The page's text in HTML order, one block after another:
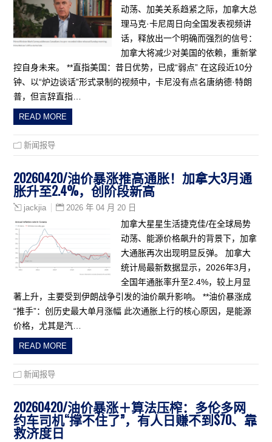
动荡、加美关系趋紧之际，加拿大总
理马克·卡尼周日向全国发表视频讲
话，释放出一个明确而强烈的信号：
加拿大将减少对美国的依赖，重新掌
控自身未来。 **直指美国：昔日优势，已成“弱点” 在这段近10分
钟、以“炉边谈话”形式录制的视频中，卡尼没有点名唐纳德·特朗
普，但言辞直指…
READ MORE
新闻报导
20260420/油价暴涨推高通胀！加拿大3月通
胀升至2.4%，创阶段新高
jackjia 2026 年 04 月 20 日
加拿大星星生活捷克佳/在全球局势
动荡、能源价格飙升的背景下，加拿
大通胀再次出现明显反弹。 加拿大
统计局最新数据显示，2026年3月，
全国年通胀率升至2.4%，较上月显
著上升，主要受到伊朗战争引发的油价飙升影响。 **油价暴涨成
“推手”：创历史最大单月涨幅 此次通胀上行的核心原因，是能源
价格，尤其是汽…
READ MORE
新闻报导
20260420/油价暴涨＋算法压榨：多伦多网
约车司机“撑不住了”，有人日赚不到$70、靠
救济度日